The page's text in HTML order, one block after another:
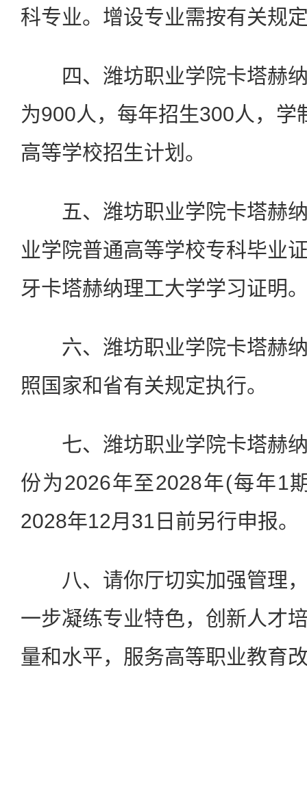
科专业。增设专业需按有关规
四、潍坊职业学院卡塔赫纳
为900人，每年招生300人，学
高等学校招生计划。
五、潍坊职业学院卡塔赫纳
业学院普通高等学校专科毕业
牙卡塔赫纳理工大学学习证明
六、潍坊职业学院卡塔赫纳
照国家和省有关规定执行。
七、潍坊职业学院卡塔赫纳
份为2026年至2028年(每年1
2028年12月31日前另行申报。
八、请你厅切实加强管理，
一步凝练专业特色，创新人才
量和水平，服务高等职业教育